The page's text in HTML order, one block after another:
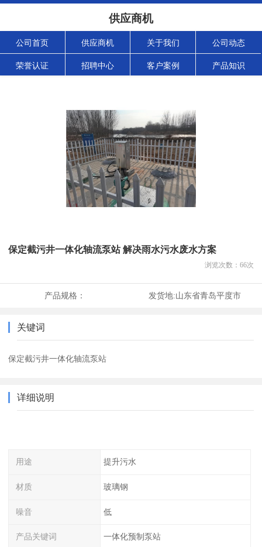
供应商机
公司首页 供应商机 关于我们 公司动态
荣誉认证 招聘中心 客户案例 产品知识
保定截污井一体化轴流泵站 解决雨水污水废水方案
浏览次数： 66次
产品规格： 发货地:山东省青岛平度市
关键词
保定截污井一体化轴流泵站
详细说明
用途 提升污水
材质 玻璃钢
噪音 低
产品关键词 一体化预制泵站